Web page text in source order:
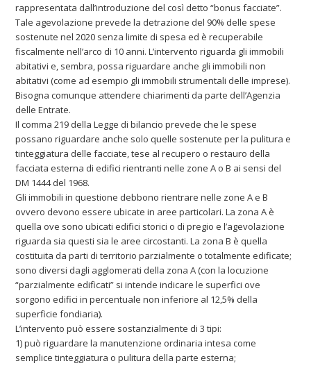
rappresentata dall’introduzione del così detto “bonus facciate”.
Tale agevolazione prevede la detrazione del 90% delle spese
sostenute nel 2020 senza limite di spesa ed è recuperabile
fiscalmente nell’arco di 10 anni. L’intervento riguarda gli immobili
abitativi e, sembra, possa riguardare anche gli immobili non
abitativi (come ad esempio gli immobili strumentali delle imprese).
Bisogna comunque attendere chiarimenti da parte dell’Agenzia
delle Entrate.
Il comma 219 della Legge di bilancio prevede che le spese
possano riguardare anche solo quelle sostenute per la pulitura e
tinteggiatura delle facciate, tese al recupero o restauro della
facciata esterna di edifici rientranti nelle zone A o B ai sensi del
DM 1444 del 1968.
Gli immobili in questione debbono rientrare nelle zone A e B
ovvero devono essere ubicate in aree particolari. La zona A è
quella ove sono ubicati edifici storici o di pregio e l’agevolazione
riguarda sia questi sia le aree circostanti. La zona B è quella
costituita da parti di territorio parzialmente o totalmente edificate;
sono diversi dagli agglomerati della zona A (con la locuzione
“parzialmente edificati” si intende indicare le superfici ove
sorgono edifici in percentuale non inferiore al 12,5% della
superficie fondiaria).
L’intervento può essere sostanzialmente di 3 tipi:
1) può riguardare la manutenzione ordinaria intesa come
semplice tinteggiatura o pulitura della parte esterna;